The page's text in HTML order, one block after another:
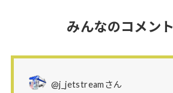
みんなのコメント
@j_jetstreamさん